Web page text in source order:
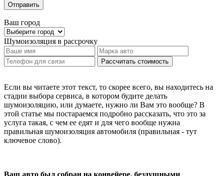
Отправить
Ваш город
Шумоизоляция в рассрочку
Рассчитать стоимость
Если вы читаете этот текст, то скорее всего, вы находитесь на
стадии выбора сервиса, в котором будите делать
шумоизоляцию, или думаете, нужно ли Вам это вообще? В
этой статье мы постараемся подробно рассказать, что это за
услуга такая, с чем ее едят и для чего вообще нужна
правильная шумоизоляция автомобиля (правильная - тут
ключевое слово).
Ваш авто был собран на конвейере, бездушными